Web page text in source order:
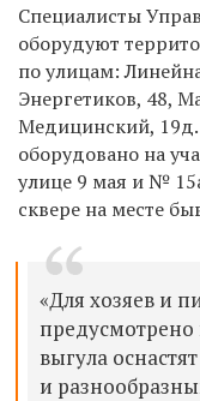
Специалисты
оборудуют
по улицам:
Энергетиков, 48,
Медицинский,
оборудовано на
улице 9 мая и №
сквере на месте
«Для хозяев и
предусмотрено
выгула
и